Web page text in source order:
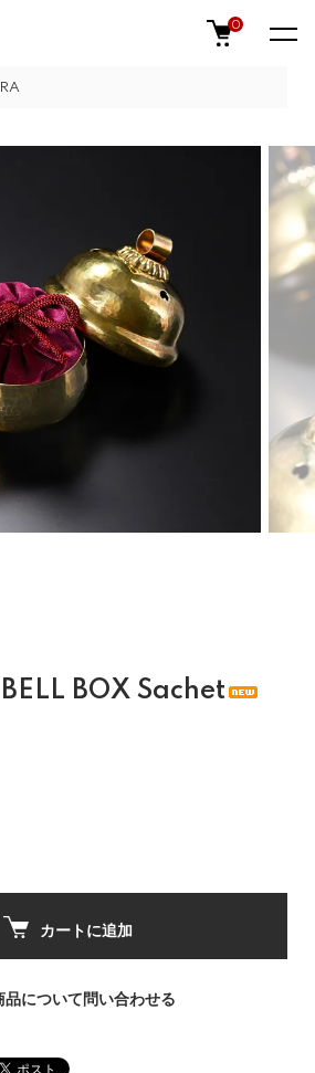
0
BOX Sachet
カートに追加
品について問い合わせる